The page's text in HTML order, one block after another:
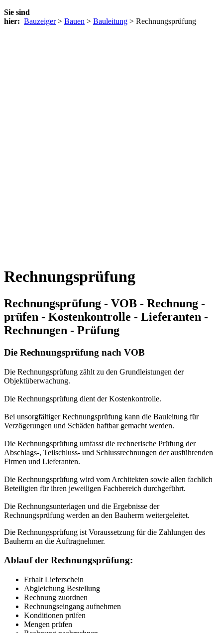
Sie sind
hier: Bauzeiger> Bauen > Bauleitung > Rechnungsprüfung
Rechnungsprüfung
Rechnungsprüfung - VOB - Rechnung -
prüfen - Kostenkontrolle - Lieferanten -
Rechnungen - Prüfung
Die Rechnungsprüfung nach VOB
Die Rechnungsprüfung zählt zu den Grundleistungen der
Objektüberwachung.
Die Rechnungsprüfung dient der Kostenkontrolle.
Bei unsorgfältiger Rechnungsprüfung kann die Bauleitung für
Verzögerungen und Schäden haftbar gemacht werden.
Die Rechnungsprüfung umfasst die rechnerische Prüfung der
Abschlags-, Teilschluss- und Schlussrechnungen der ausführenden
Firmen und Lieferanten.
Die Rechnungsprüfung wird vom Architekten sowie allen fachlich
Beteiligten für ihren jeweiligen Fachbereich durchgeführt.
Die Rechnungsunterlagen und die Ergebnisse der
Rechnungsprüfung werden an den Bauherrn weitergeleitet.
Die Rechnungsprüfung ist Voraussetzung für die Zahlungen des
Bauherrn an die Auftragnehmer.
Ablauf der Rechnungsprüfung:
Erhalt Lieferschein
Abgleichung Bestellung
Rechnung zuordnen
Rechnungseingang aufnehmen
Konditionen prüfen
Mengen prüfen